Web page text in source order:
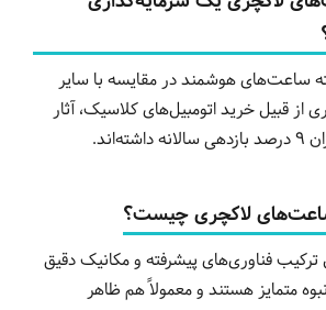
گذشته ساعت‌های هوشمند در مقایسه با سایر
از قبیل خرید اتومبیل‌های کلاسیک، آثار
فناوری‌های پیشرفته و مکانیک دقیق
متمایز هستند و معمولاً هم ظاهر